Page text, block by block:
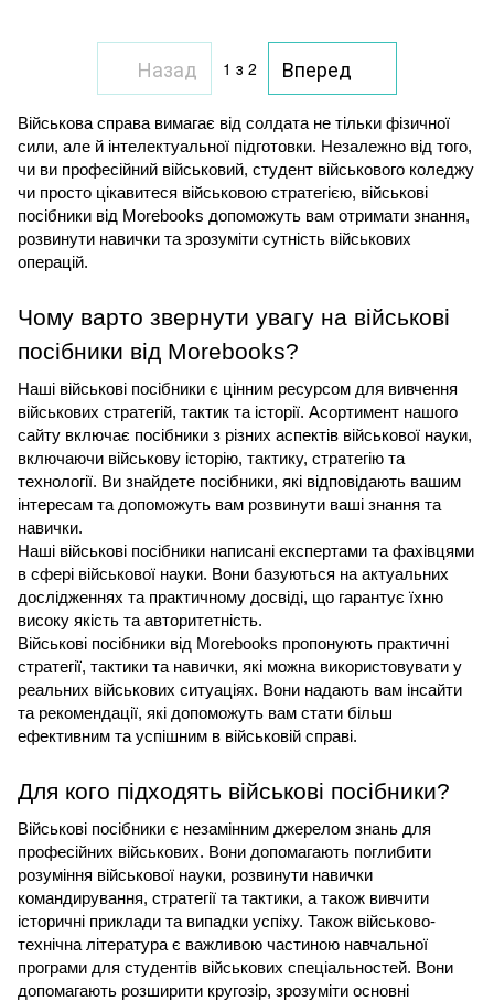
Назад 1 з 2 Вперед
Військова справа вимагає від солдата не тільки фізичної
сили, але й інтелектуальної підготовки. Незалежно від того,
чи ви професійний військовий, студент військового коледжу
чи просто цікавитеся військовою стратегією, військові
посібники від Morebooks допоможуть вам отримати знання,
розвинути навички та зрозуміти сутність військових
операцій.
Чому варто звернути увагу на військові
посібники від Morebooks?
Наші військові посібники є цінним ресурсом для вивчення
військових стратегій, тактик та історії. Асортимент нашого
сайту включає посібники з різних аспектів військової науки,
включаючи військову історію, тактику, стратегію та
технології. Ви знайдете посібники, які відповідають вашим
інтересам та допоможуть вам розвинути ваші знання та
навички.
Наші військові посібники написані експертами та фахівцями
в сфері військової науки. Вони базуються на актуальних
дослідженнях та практичному досвіді, що гарантує їхню
високу якість та авторитетність.
Військові посібники від Morebooks пропонують практичні
стратегії, тактики та навички, які можна використовувати у
реальних військових ситуаціях. Вони надають вам інсайти
та рекомендації, які допоможуть вам стати більш
ефективним та успішним в військовій справі.
Для кого підходять військові посібники?
Військові посібники є незамінним джерелом знань для
професійних військових. Вони допомагають поглибити
розуміння військової науки, розвинути навички
командирування, стратегії та тактики, а також вивчити
історичні приклади та випадки успіху. Також військово-
технічна література є важливою частиною навчальної
програми для студентів військових спеціальностей. Вони
допомагають розширити кругозір, зрозуміти основні